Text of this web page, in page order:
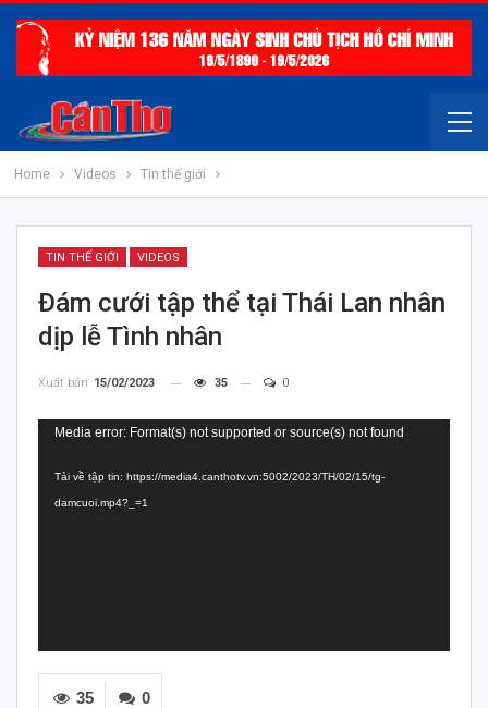
Home Videos Tin thế giới
TIN THẾ GIỚI VIDEOS
Đám cưới tập thể tại Thái Lan nhân
dịp lễ Tình nhân
Xuất bản 15/02/2023 35 0
Trình
Video
Media error: Format(s) not supported or source(s) not found
Tải về tập tin: https://media4.canthotv.vn:5002/2023/TH/02/15/tg-
damcuoi.mp4?_=1
0
35